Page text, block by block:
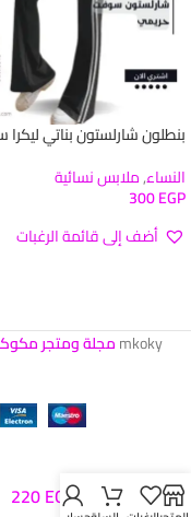
بنطلون شارلستون بناتي
النساء,ملابس نسائية
300EGP
أضف إلى قائمة الرغبات
mkokyمجلة ومتجر
حريمي 220EGP